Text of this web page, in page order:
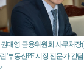
대영 금융위원회 사무처장
'부동산PF 시장 전문가 간